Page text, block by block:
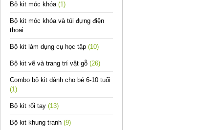
Bộ kit móc khóa (1)
Bộ kit móc khóa và túi đựng điện
thoại
Bộ kit làm dụng cụ học tập (10)
Bộ kit vẽ và trang trí vật gỗ (26)
Combo bộ kit dành cho bé 6-10 tuổi
(1)
Bộ kit rối tay (13)
Bộ kit khung tranh (9)